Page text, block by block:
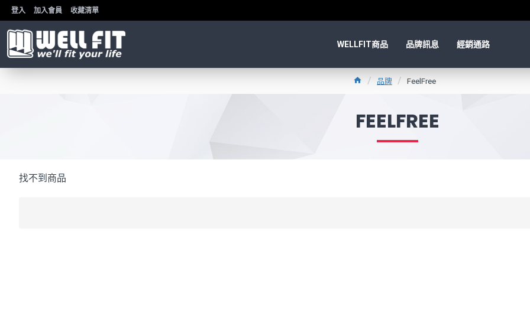
登入 加入會員 收藏清單
WELLFIT商品 品牌訊息 經銷通路
品牌 FeelFree
FEELFREE
找不到商品